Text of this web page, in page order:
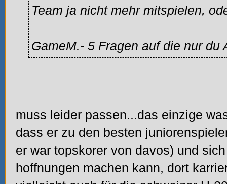
Team ja nicht mehr mitspielen,
GameM.- 5 Fragen auf die nur du
muss leider passen...das einzige
dass er zu den besten
er war topskorer von davos) und
hoffnungen machen kann, dort